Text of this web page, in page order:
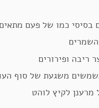
בסיסי כמו של פעם
השמרים
ריבה ופירורים
משגעת של סוף
מרענן לקיץ לוהט